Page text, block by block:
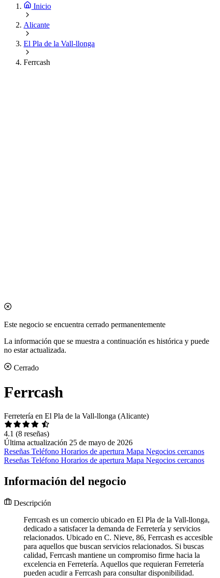
Inicio
Alicante
El Pla de la Vall-llonga
Ferrcash
Este negocio se encuentra cerrado permanentemente
La información que se muestra a continuación es histórica y puede
no estar actualizada.
Cerrado
Ferrcash
Ferretería en El Pla de la Vall-llonga (Alicante)
4.1 (8 reseñas)
Última actualización 25 de mayo de 2026
Reseñas Teléfono Horarios de apertura Mapa Negocios cercanos
Reseñas Teléfono Horarios de apertura Mapa Negocios cercanos
Información del negocio
Descripción
Ferrcash es un comercio ubicado en El Pla de la Vall-llonga,
dedicado a satisfacer la demanda de Ferretería y servicios
relacionados. Ubicado en C. Nieve, 86, Ferrcash es accesible
para aquellos que buscan servicios relacionados. Si buscas
calidad, Ferrcash mantiene un compromiso firme hacia la
excelencia en Ferretería. Aquellos que requieran Ferretería
pueden acudir a Ferrcash para consultar disponibilidad.